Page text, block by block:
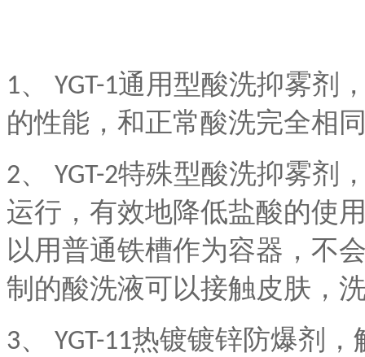
1、 YGT-1通用型酸洗抑雾剂
的性能，和正常酸洗完全相
2、
YGT-2特殊型酸洗抑雾剂
运行，有效地降低盐酸的使
以用普通铁槽作为容器，不
制的酸洗液可以接触皮肤，
3、
YGT-11热镀镀锌防爆剂，